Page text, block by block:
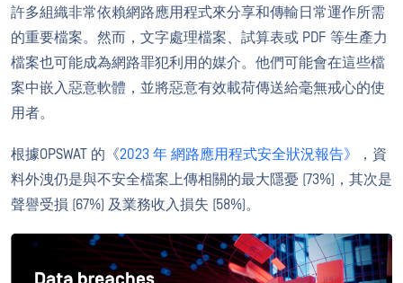
許多組織非常依賴網路應用程式來分享和傳輸日常運作所需
的重要檔案。然而，文字處理檔案、試算表或 PDF 等生產力
檔案也可能成為網路罪犯利用的媒介。他們可能會在這些檔
案中嵌入惡意軟體，並將惡意有效載荷傳送給毫無戒心的使
用者。
根據OPSWAT 的《2023 年 網路應用程式安全狀況報告》
，資
料外洩仍是與不安全檔案上傳相關的最大隱憂 (73%)，其次是
聲譽受損 (67%) 及業務收入損失 (58%)。